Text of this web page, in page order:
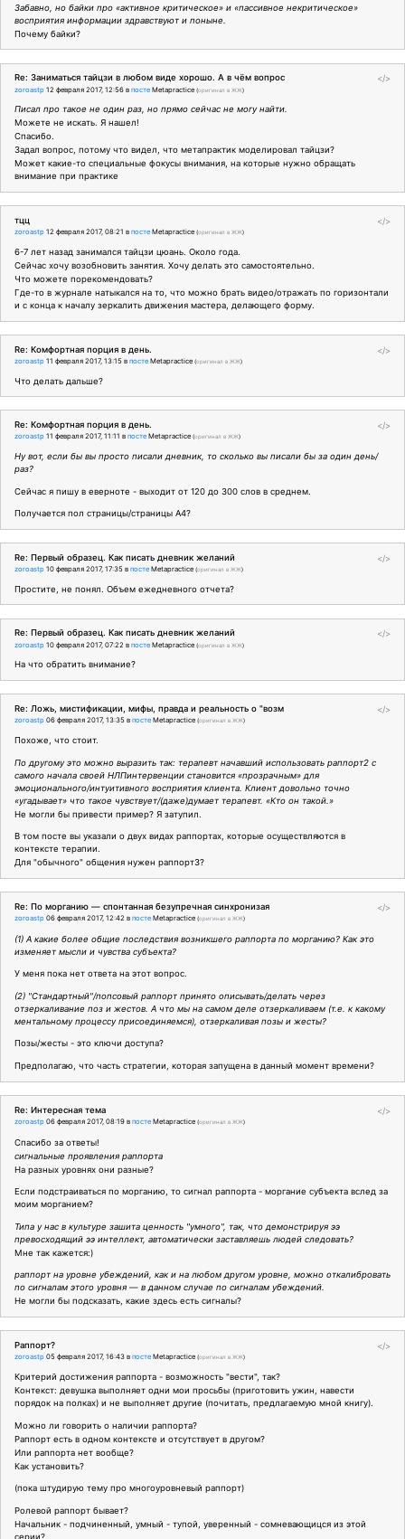
Забавно, но байки про «активное критическое» и «пассивное некритическое»
восприятия информации здравствуют и поныне.
Почему байки?
</>
Re: Заниматься тайцзи в любом виде хорошо. А в чём вопрос
zoroastp 12 февраля 2017, 12:56 в посте Metapractice (оригинал в ЖЖ)
Писал про такое не один раз, но прямо сейчас не могу найти.
Можете не искать. Я нашел!
Спасибо.
Задал вопрос, потому что видел, что метапрактик моделировал тайцзи?
Может какие-то специальные фокусы внимания, на которые нужно обращать
внимание при практике
</>
тцц
zoroastp 12 февраля 2017, 08:21 в посте Metapractice (оригинал в ЖЖ)
6-7 лет назад занимался тайцзи цюань. Около года.
Сейчас хочу возобновить занятия. Хочу делать это самостоятельно.
Что можете порекомендовать?
Где-то в журнале натыкался на то, что можно брать видео/отражать по горизонтали
и с конца к началу зеркалить движения мастера, делающего форму.
</>
Re: Комфортная порция в день.
zoroastp 11 февраля 2017, 13:15 в посте Metapractice (оригинал в ЖЖ)
Что делать дальше?
</>
Re: Комфортная порция в день.
zoroastp 11 февраля 2017, 11:11 в посте Metapractice (оригинал в ЖЖ)
Ну вот, если бы вы просто писали дневник, то сколько вы писали бы за один день/
раз?
Сейчас я пишу в еверноте - выходит от 120 до 300 слов в среднем.
Получается пол страницы/страницы А4?
</>
Re: Первый образец. Как писать дневник желаний
zoroastp 10 февраля 2017, 17:35 в посте Metapractice (оригинал в ЖЖ)
Простите, не понял. Объем ежедневного отчета?
</>
Re: Первый образец. Как писать дневник желаний
zoroastp 10 февраля 2017, 07:22 в посте Metapractice (оригинал в ЖЖ)
На что обратить внимание?
</>
Re: Ложь, мистификации, мифы, правда и реальность о "возм
zoroastp 06 февраля 2017, 13:35 в посте Metapractice (оригинал в ЖЖ)
Похоже, что стоит.
По другому это можно выразить так: терапевт начавший использовать раппорт2 с
самого начала своей НЛПинтервенции становится «прозрачным» для
эмоционального/интуитивного восприятия клиента. Клиент довольно точно
«угадывает» что такое чувствует/(даже)думает терапевт. «Кто он такой.»
Не могли бы привести пример? Я затупил.
В том посте вы указали о двух видах раппортах, которые осуществляются в
контексте терапии.
Для "обычного" общения нужен раппорт3?
</>
Re: По морганию — спонтанная безупречная синхронизая
zoroastp 06 февраля 2017, 12:42 в посте Metapractice (оригинал в ЖЖ)
(1) А какие более общие последствия возникшего раппорта по морганию? Как это
изменяет мысли и чувства субъекта?
У меня пока нет ответа на этот вопрос.
(2) "Стандартный"/попсовый раппорт принято описывать/делать через
отзеркаливание поз и жестов. А что мы на самом деле отзеркаливаем (т.е. к какому
ментальному процессу присоединяемся), отзеркаливая позы и жесты?
Позы/жесты - это ключи доступа?
Предполагаю, что часть стратегии, которая запущена в данный момент времени?
</>
Re: Интересная тема
zoroastp 06 февраля 2017, 08:19 в посте Metapractice (оригинал в ЖЖ)
Спасибо за ответы!
сигнальные проявления раппорта
На разных уровнях они разные?
Если подстраиваться по морганию, то сигнал раппорта - моргание субъекта вслед за
моим морганием?
Типа у нас в культуре зашита ценность "умного", так, что демонстрируя ээ
превосходящий ээ интеллект, автоматически заставляешь людей следовать?
Мне так кажется:)
раппорт на уровне убеждений, как и на любом другом уровне, можно откалибровать
по сигналам этого уровня — в данном случае по сигналам убеждений.
Не могли бы подсказать, какие здесь есть сигналы?
</>
Раппорт?
zoroastp 05 февраля 2017, 16:43 в посте Metapractice (оригинал в ЖЖ)
Критерий достижения раппорта - возможность "вести", так?
Контекст: девушка выполняет одни мои просьбы (приготовить ужин, навести
порядок на полках) и не выполняет другие (почитать, предлагаемую мной книгу).
Можно ли говорить о наличии раппорта?
Раппорт есть в одном контексте и отсутствует в другом?
Или раппорта нет вообще?
Как установить?
(пока штудирую тему про многоуровневый раппорт)
Ролевой раппорт бывает?
Начальник - подчиненный, умный - тупой, уверенный - сомневающицся из этой
серии?